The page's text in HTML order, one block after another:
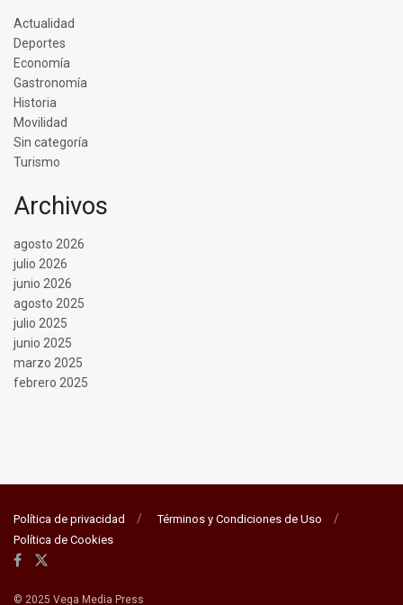
Actualidad
Deportes
Economía
Gastronomía
Historia
Movilidad
Sin categoría
Turismo
Archivos
agosto 2026
julio 2026
junio 2026
agosto 2025
julio 2025
junio 2025
marzo 2025
febrero 2025
Política de privacidad
Términos y Condiciones de Uso
Política de Cookies
© 2025 Vega Media Press